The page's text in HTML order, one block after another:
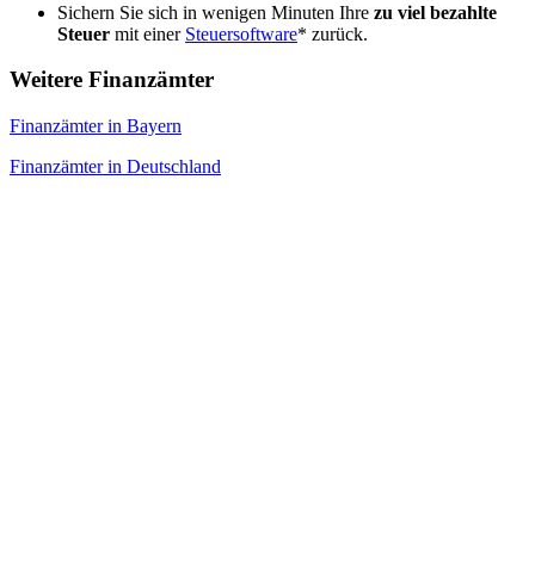
Sichern Sie sich in wenigen Minuten Ihre zu viel bezahlte
Steuer mit einer Steuersoftware* zurück.
Weitere Finanzämter
Finanzämter in Bayern
Finanzämter in Deutschland